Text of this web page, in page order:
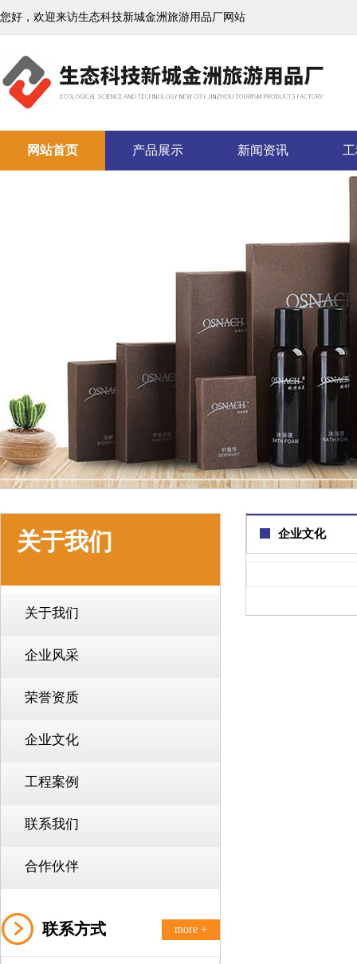
您好，欢迎来访生态科技新城金洲旅游用品厂网站
网站首页 产品展示 新闻资讯
关于我们
关于我们
企业风采
荣誉资质
企业文化
工程案例
联系我们
合作伙伴
联系方式 more +
企业文化